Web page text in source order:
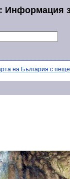
Информация
на България с